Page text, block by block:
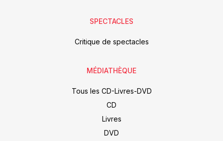
SPECTACLES
Critique de spectacles
MÉDIATHÈQUE
Tous les CD-Livres-DVD
CD
Livres
DVD